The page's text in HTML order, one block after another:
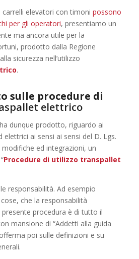
elevatori con timoni possono
per gli operatori, presentiamo un
ma ancora utile per la
prodotto dalla Regione
sicurezza nell’utilizzo
.
sulle procedure di
elettrico
dunque prodotto, riguardo ai
elettrici ai sensi ai sensi del D. Lgs.
ed integrazioni, un
Procedure di utilizzo transpallet
responsabilità. Ad esempio
che la responsabilità
presente procedura è di tutto il
mansione di “Addetti alla guida
poi sulle definizioni e su